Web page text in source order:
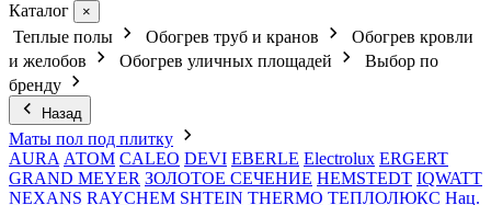
Каталог
×
Теплые полы Обогрев труб и кранов
Обогрев кровли
и желобов
Обогрев уличных площадей
Выбор по
бренду
Назад
Маты пол под плитку
AURA АТОМ CALEO DEVI EBERLE Electrolux ERGERT
GRAND MEYER ЗОЛОТОЕ СЕЧЕНИЕ HEMSTEDT IQWATT
NEXANS RAYCHEM SHTEIN THERMO ТЕПЛОЛЮКС Нац.